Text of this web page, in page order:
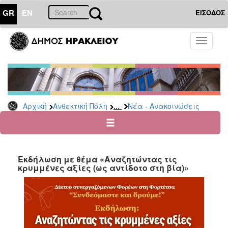
GR EN ΕΙΣΟΔΟΣ
Toggle
Αρχική Ανθεκτική Πόλη ... Νέα - Ανακοινώσεις
ΑΝΘΕΚΤΙΚΗ
ΠΟΛΗ
Κοινωνική
Πολιτική
Νέα
Ανακοινώσεις
για
Οικονομική
Αδυναμία
&
Φυσικές
Καταστροφές
Κέντρα
Εκδήλωση με θέμα «Αναζητώντας τις
κρυμμένες αξίες (ως αντίδοτο στη βία)»